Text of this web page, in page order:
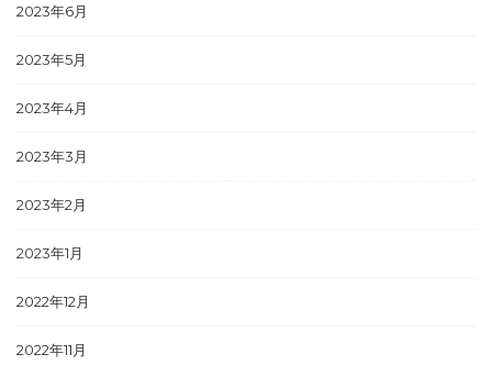
2023年6月
2023年5月
2023年4月
2023年3月
2023年2月
2023年1月
2022年12月
2022年11月